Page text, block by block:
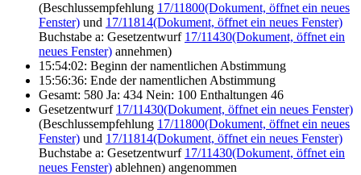
(Beschlussempfehlung 17/11800(Dokument, öffnet ein neues
Fenster) und 17/11814(Dokument, öffnet ein neues Fenster)
Buchstabe a: Gesetzentwurf 17/11430(Dokument, öffnet ein
neues Fenster) annehmen)
15:54:02: Beginn der namentlichen Abstimmung
15:56:36: Ende der namentlichen Abstimmung
Gesamt: 580 Ja: 434 Nein: 100 Enthaltungen 46
Gesetzentwurf 17/11430(Dokument, öffnet ein neues Fenster)
(Beschlussempfehlung 17/11800(Dokument, öffnet ein neues
Fenster) und 17/11814(Dokument, öffnet ein neues Fenster)
Buchstabe a: Gesetzentwurf 17/11430(Dokument, öffnet ein
neues Fenster) ablehnen) angenommen